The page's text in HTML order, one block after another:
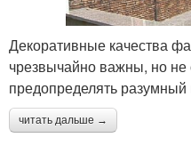
Декоративные качества
чрезвычайно важны, но
предопределять
читать дальше →